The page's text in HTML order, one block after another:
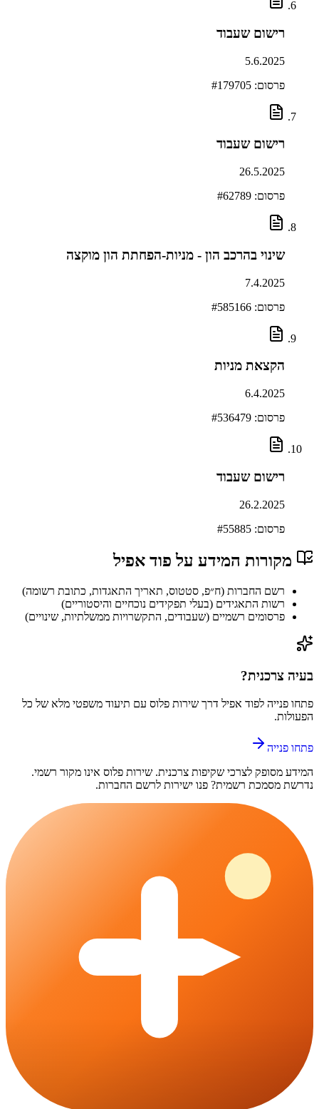
רישום שעבוד
5.6.2025
פרסום: # 179705
רישום שעבוד
26.5.2025
פרסום: # 62789
שינוי בהרכב הון - מניות-הפחתת הון מוקצה
7.4.2025
פרסום: # 585166
הקצאת מניות
6.4.2025
פרסום: # 536479
רישום שעבוד
26.2.2025
פרסום: # 55885
מקורות המידע על פוד אפיל
רשם החברות (ח״פ, סטטוס, תאריך התאגדות, כתובת רשומה)
רשות התאגידים (בעלי תפקידים נוכחיים והיסטוריים)
פרסומים רשמיים (שעבודים, התקשרויות ממשלתיות, שינויים)
בעיה צרכנית?
פתחו פנייה לפוד אפיל דרך שירות פלוס עם תיעוד משפטי מלא של כל
הפעולות.
פתחו פנייה
המידע מסופק לצרכי שקיפות צרכנית. שירות פלוס אינו מקור רשמי.
נדרשת מסמכת רשמית? פנו ישירות לרשם החברות.